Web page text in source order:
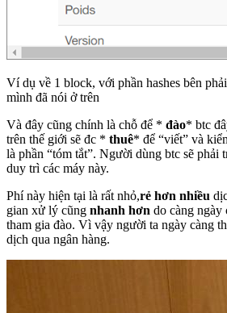
Ví dụ về 1 block, với phần hashes bên
mình đã nói ở trên
Và đây cũng chính là chỗ để * đào* btc
trên thế giới sẽ đc * thuê* để “viết” và
là phần “tóm tắt”. Người dùng btc sẽ phải
duy trì các máy này.
Phí này hiện tại là rất nhỏ,rẻ hơn nhiều
gian xử lý cũng nhanh hơn do càng ngày
tham gia đào. Vì vậy người ta ngày càng
dịch qua ngân hàng.